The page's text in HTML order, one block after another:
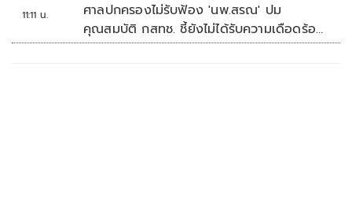
11:11 น.
ศาลปกครองไม่รับฟ้อง 'นพ.สรณ' ปม
คุณสมบัติ กสทช. ชี้ยังไม่ได้รับความเดือดร้อน
เสียหาย